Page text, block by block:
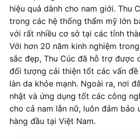
hiệu quả dành cho nam giới. Thu
trong các hệ thống thẩm mỹ lớn
với rất nhiều cơ sở tại các tỉnh
Với hơn 20 năm kinh nghiệm
sắc đẹp, Thu Cúc đã hỗ trợ được
đối tượng cải thiện tốt các vấn đề
làn da khỏe mạnh. Ngoài ra, nơi
nhật và ứng dụng tốt các công
cho cả nam lẫn nữ, luôn đảm bảo
hàng đầu tại Việt Nam.